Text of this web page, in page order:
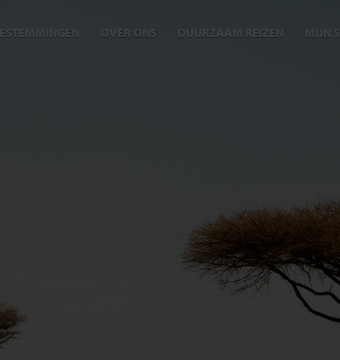
OVER ONS DUURZAAM REIZEN MIJN